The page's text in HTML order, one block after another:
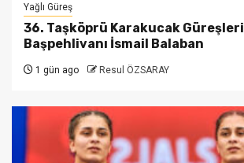
Yağlı Güreş
36. Taşköprü Karakucak Güreşleri
Başpehlivanı İsmail Balaban
1 gün ago Resul ÖZSARAY